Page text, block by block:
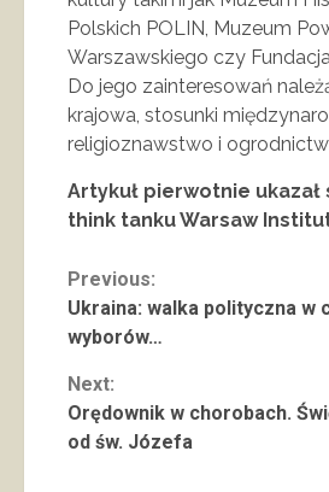
Polskich POLIN, Muzeum
Warszawskiego czy
Do jego zainteresowań
krajowa, stosunki
religioznawstwo i
Artykuł pierwotnie ukazał
think tanku Warsaw
Continue
Reading
Previous:
Ukraina: walka polityczna w
wyborów…
Next:
Orędownik w chorobach.
od św. Józefa